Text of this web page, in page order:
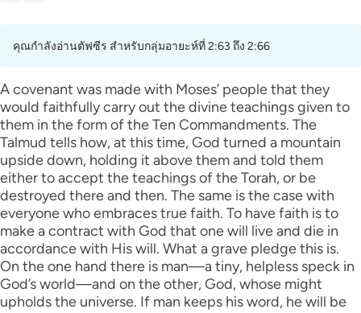
คุณกำลังอ่านตัฟซีร สำหรับกลุ่มอายะห์ที่ 2:63 ถึง 2:66
A covenant was made with Moses’ people that they
would faithfully carry out the divine teachings given to
them in the form of the Ten Commandments. The
Talmud tells how, at this time, God turned a mountain
upside down, holding it above them and told them
either to accept the teachings of the Torah, or be
destroyed there and then. The same is the case with
everyone who embraces true faith. To have faith is to
make a contract with God that one will live and die in
accordance with His will. What a grave pledge this is.
On the one hand there is man—a tiny, helpless speck in
God’s world—and on the other, God, whose might
upholds the universe. If man keeps his word, he will be